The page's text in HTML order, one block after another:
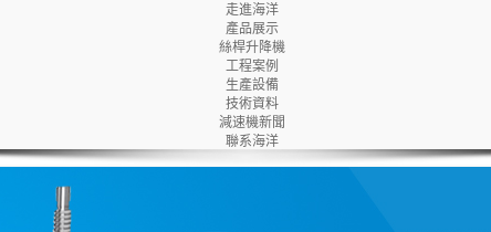
走進海洋
產品展示
絲桿升降機
工程案例
生產設備
技術資料
減速機新聞
聯系海洋